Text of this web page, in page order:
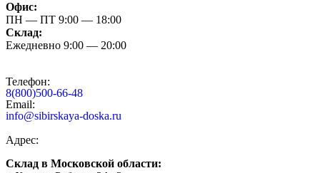
Офис:
ПН — ПТ 9:00 — 18:00
Склад:
Ежедневно 9:00 — 20:00
Телефон:
8(800)500-66-48
Email:
info@sibirskaya-doska.ru
Адрес:
Склад в Московской области: